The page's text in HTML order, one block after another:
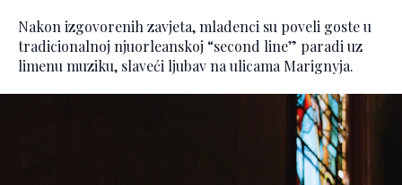
Nakon izgovorenih zavjeta, mladenci su poveli goste u
tradicionalnoj njuorleanskoj “second line” paradi uz
limenu muziku, slaveći ljubav na ulicama Marignyja.